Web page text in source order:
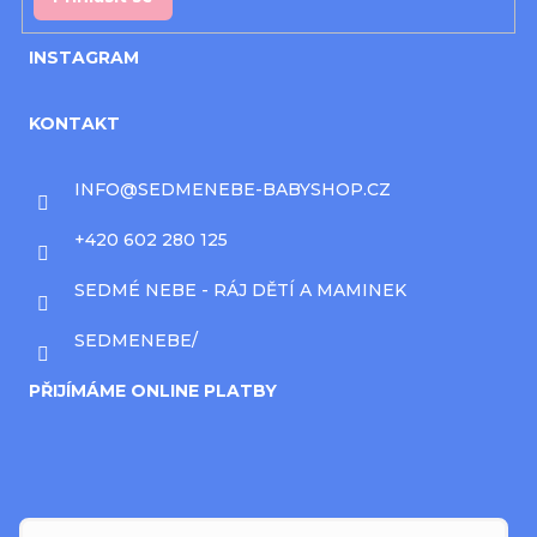
INSTAGRAM
KONTAKT
INFO@SEDMENEBE-BABYSHOP.CZ
+420 602 280 125
SEDMÉ NEBE - RÁJ DĚTÍ A MAMINEK
SEDMENEBE/
PŘIJÍMÁME ONLINE PLATBY